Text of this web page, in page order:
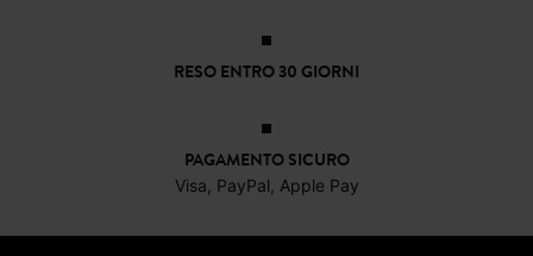
RESO ENTRO 30 GIORNI
PAGAMENTO SICURO
Visa, PayPal, Apple Pay